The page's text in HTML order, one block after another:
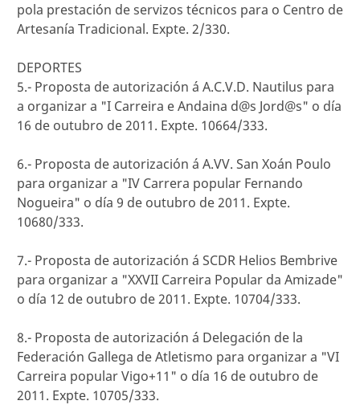
pola prestación de servizos técnicos para o Centro de
Artesanía Tradicional. Expte. 2/330.
DEPORTES
5.- Proposta de autorización á A.C.V.D. Nautilus para
a organizar a "I Carreira e Andaina d@s Jord@s" o día
16 de outubro de 2011. Expte. 10664/333.
6.- Proposta de autorización á A.VV. San Xoán Poulo
para organizar a "IV Carrera popular Fernando
Nogueira" o día 9 de outubro de 2011. Expte.
10680/333.
7.- Proposta de autorización á SCDR Helios Bembrive
para organizar a "XXVII Carreira Popular da Amizade"
o día 12 de outubro de 2011. Expte. 10704/333.
8.- Proposta de autorización á Delegación de la
Federación Gallega de Atletismo para organizar a "VI
Carreira popular Vigo+11" o día 16 de outubro de
2011. Expte. 10705/333.